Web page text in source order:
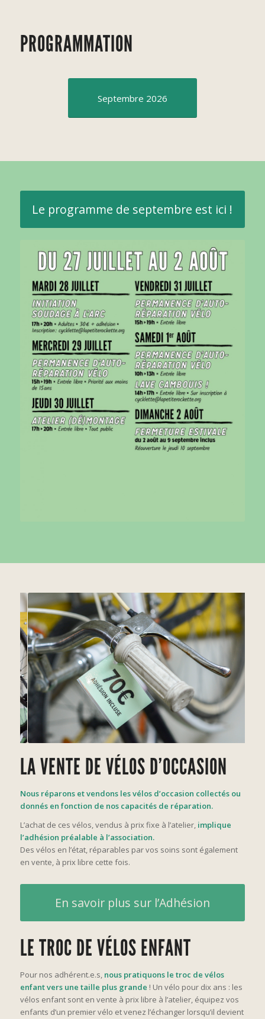
PROGRAMMATION
Septembre 2026
Le programme de septembre est ici !
LA VENTE DE VÉLOS D’OCCASION
Nous réparons et vendons les vélos d’occasion collectés ou
donnés en fonction de nos capacités de réparation.
L’achat de ces vélos, vendus à prix fixe à l’atelier, implique
l’adhésion préalable à l’association.
Des vélos en l’état, réparables par vos soins sont également
en vente, à prix libre cette fois.
En savoir plus sur l’Adhésion
LE TROC DE VÉLOS ENFANT
Pour nos adhérent.e.s, nous pratiquons le troc de vélos
enfant vers une taille plus grande ! Un vélo pour dix ans : les
vélos enfant sont en vente à prix libre à l’atelier, équipez vos
enfants d’un premier vélo et venez l’échanger lorsqu’il devient